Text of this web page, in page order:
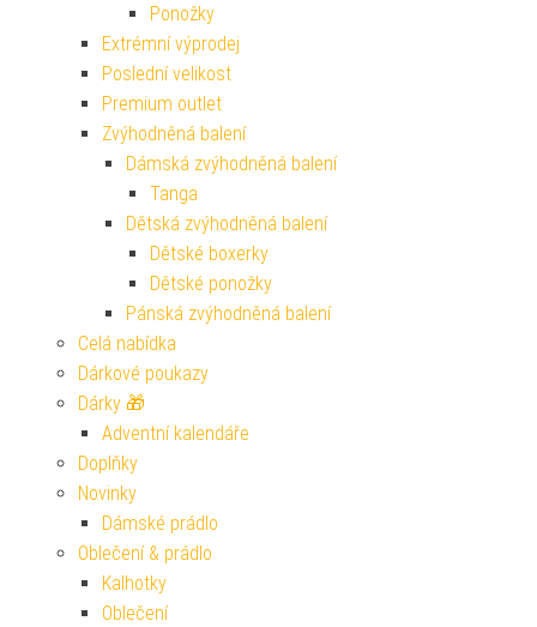
Ponožky
Extrémní výprodej
Poslední velikost
Premium outlet
Zvýhodněná balení
Dámská zvýhodněná balení
Tanga
Dětská zvýhodněná balení
Dětské boxerky
Dětské ponožky
Pánská zvýhodněná balení
Celá nabídka
Dárkové poukazy
Dárky 🎁
Adventní kalendáře
Doplňky
Novinky
Dámské prádlo
Oblečení & prádlo
Kalhotky
Oblečení